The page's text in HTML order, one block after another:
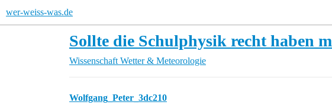
wer-weiss-was.de
Sollte die Schulphysik recht haben
Wissenschaft Wetter & Meteorologie
Wolfgang_Peter_3dc210